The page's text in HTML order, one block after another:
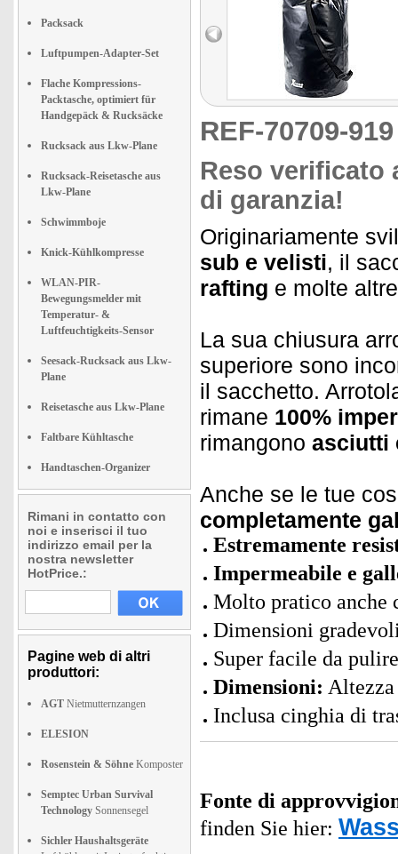
Packsack
Luftpumpen-Adapter-Set
Flache Kompressions-
Packtasche, optimiert für
Handgepäck & Rucksäcke
Rucksack aus Lkw-Plane
Rucksack-Reisetasche aus
Lkw-Plane
Schwimmboje
Knick-Kühlkompresse
WLAN-PIR-
Bewegungsmelder mit
Temperatur- &
Luftfeuchtigkeits-Sensor
Seesack-Rucksack aus Lkw-
Plane
Reisetasche aus Lkw-Plane
Faltbare Kühltasche
Handtaschen-Organizer
Rimani in contatto con
noi e inserisci il tuo
indirizzo email per la
nostra newsletter
HotPrice.:
Pagine web di altri
produttori:
AGT Nietmutternzangen
ELESION
Rosenstein & Söhne Komposter
Semptec Urban Survival
Technology Sonnensegel
Sichler Haushaltsgeräte
REF-70709-
Reso verificato
di garanzia!
Originariamente
sub e velisti, il
rafting e molte
La sua chiusura
superiore sono
il sacchetto.
rimane 100%
rimangono asciutti
Anche se le tue
completamente
Estremamente
Impermeabile e
Molto pratico anche
Dimensioni
Super facile da pulire
Dimensioni:
Inclusa cinghia di
Fonte di
finden Sie hier: